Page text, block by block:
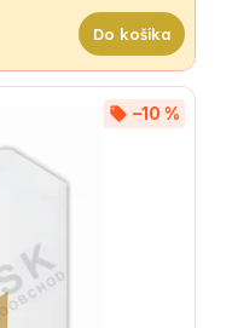
Do košíka
–10 %